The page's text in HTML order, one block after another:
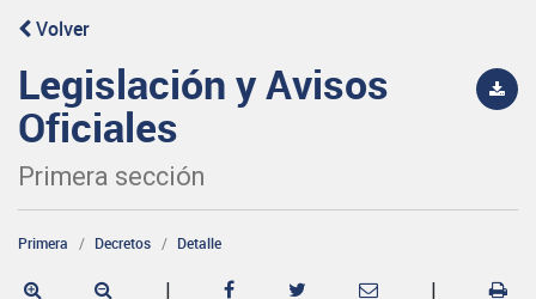
Volver
Legislación y Avisos
Oficiales
Primera sección
Primera Decretos Detalle
| |